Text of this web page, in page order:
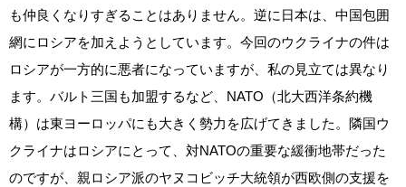
も仲良くなりすぎることはありません。逆に日本は、中国包囲
網にロシアを加えようとしています。今回のウクライナの件は
ロシアが一方的に悪者になっていますが、私の見立ては異なり
ます。バルト三国も加盟するなど、NATO（北大西洋条約機
構）は東ヨーロッパにも大きく勢力を広げてきました。隣国ウ
クライナはロシアにとって、対NATOの重要な緩衝地帯だった
のですが、親ロシア派のヤヌコビッチ大統領が西欧側の支援を